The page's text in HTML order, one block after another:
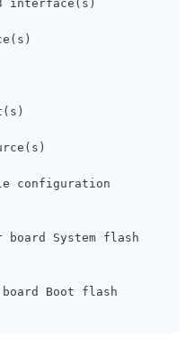
interface(s)
configuration
board System flash
Boot flash